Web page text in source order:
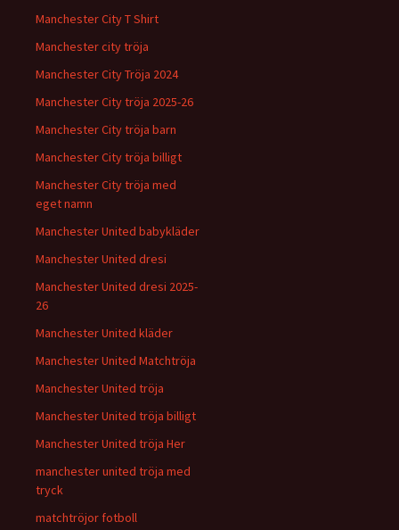
Manchester City T Shirt
Manchester city tröja
Manchester City Tröja 2024
Manchester City tröja 2025-26
Manchester City tröja barn
Manchester City tröja billigt
Manchester City tröja med
eget namn
Manchester United babykläder
Manchester United dresi
Manchester United dresi 2025-
26
Manchester United kläder
Manchester United Matchtröja
Manchester United tröja
Manchester United tröja billigt
Manchester United tröja Her
manchester united tröja med
tryck
matchtröjor fotboll